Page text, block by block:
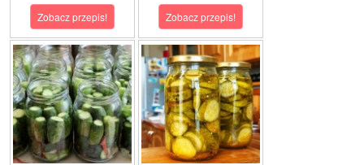
Zobacz przepis! Zobacz przepis!